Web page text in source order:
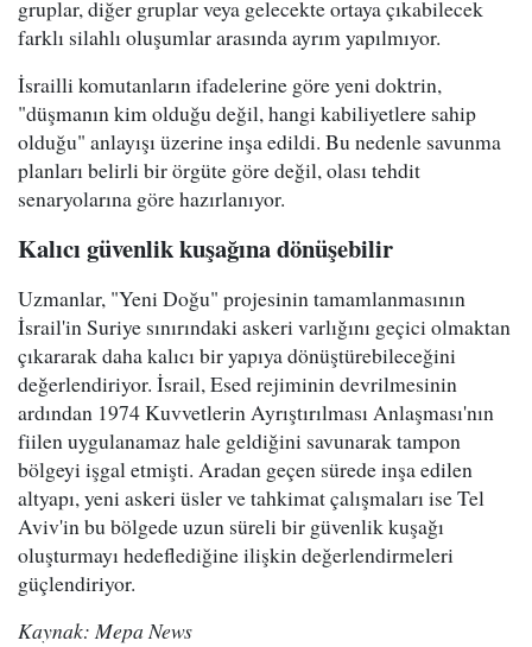
gruplar, diğer gruplar veya gelecekte ortaya çıkabilecek
farklı silahlı oluşumlar arasında ayrım yapılmıyor.
İsrailli komutanların ifadelerine göre yeni doktrin,
"düşmanın kim olduğu değil, hangi kabiliyetlere sahip
olduğu" anlayışı üzerine inşa edildi. Bu nedenle savunma
planları belirli bir örgüte göre değil, olası tehdit
senaryolarına göre hazırlanıyor.
Kalıcı güvenlik kuşağına dönüşebilir
Uzmanlar, "Yeni Doğu" projesinin tamamlanmasının
İsrail'in Suriye sınırındaki askeri varlığını geçici olmaktan
çıkararak daha kalıcı bir yapıya dönüştürebileceğini
değerlendiriyor. İsrail, Esed rejiminin devrilmesinin
ardından 1974 Kuvvetlerin Ayrıştırılması Anlaşması'nın
fiilen uygulanamaz hale geldiğini savunarak tampon
bölgeyi işgal etmişti. Aradan geçen sürede inşa edilen
altyapı, yeni askeri üsler ve tahkimat çalışmaları ise Tel
Aviv'in bu bölgede uzun süreli bir güvenlik kuşağı
oluşturmayı hedeflediğine ilişkin değerlendirmeleri
güçlendiriyor.
Kaynak: Mepa News